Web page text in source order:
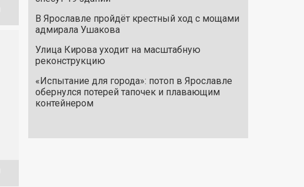
В Ярославле пройдёт крестный ход с мощами
адмирала Ушакова
Улица Кирова уходит на масштабную
реконструкцию
«Испытание для города»: потоп в Ярославле
обернулся потерей тапочек и плавающим
контейнером